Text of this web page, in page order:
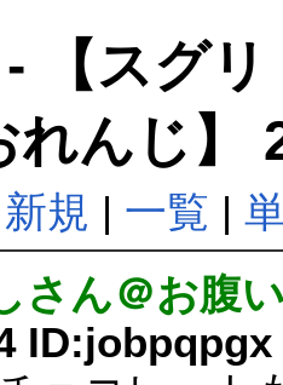
【スグ
れんじ】
新規 | 一覧 |
さん＠お腹
ID:jobpqpgx